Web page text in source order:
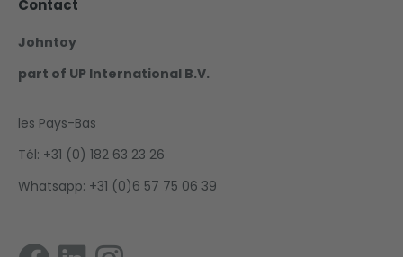
Contact
Johntoy
part of UP International B.V.
les Pays-Bas
Tél: +31 (0) 182 63 23 26
Whatsapp: +31 (0)6 57 75 06 39